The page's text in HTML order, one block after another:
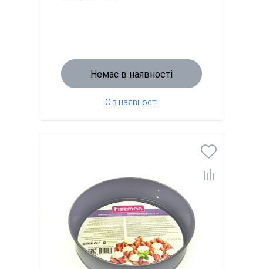
Немає в наявності
Є в наявності